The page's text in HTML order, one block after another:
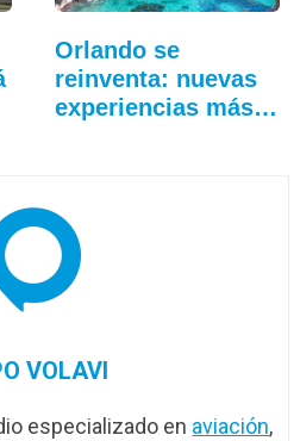
Orlando se
reinventa: nuevas
experiencias más
VOLAVI
especializado en aviación,